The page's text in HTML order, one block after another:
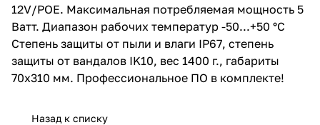
12V/POE. Максимальная потребляемая мощность 5
Ватт. Диапазон рабочих температур -50...+50 °С
Степень защиты от пыли и влаги IP67, степень
защиты от вандалов IK10, вес 1400 г., габариты
70х310 мм. Профессиональное ПО в комплекте!
Назад к списку